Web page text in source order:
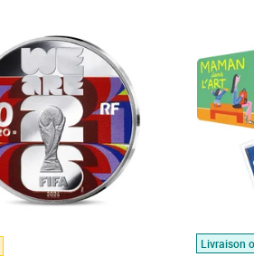
Livraison